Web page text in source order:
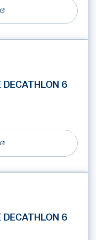
DECATHLON 6
DECATHLON 6